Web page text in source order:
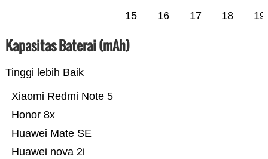
15 16 17 18 19
Kapasitas Baterai (mAh)
Tinggi lebih Baik
Huawei nova 2i
Huawei Mate SE
Honor 8x
Xiaomi Redmi Note 5